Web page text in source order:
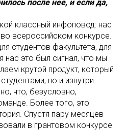
после неё, и если да,
классный инфоповод: нас
всероссийском конкурсе.
студентов факультета, для
нас это был сигнал, что мы
крутой продукт, который
но и изнутри
что, безусловно,
Более того, это
Спустя пару месяцев
в грантовом конкурсе